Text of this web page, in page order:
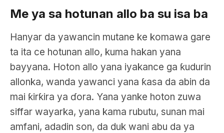
Me ya sa hotunan allo ba su isa ba
Hanyar da yawancin mutane ke komawa gare
ta ita ce hotunan allo, kuma hakan yana
bayyana. Hoton allo yana iyakance ga ƙudurin
allonka, wanda yawanci yana ƙasa da abin da
mai ƙirƙira ya ɗora. Yana yanke hoton zuwa
siffar wayarka, yana kama rubutu, sunan mai
amfani, adadin son, da duk wani abu da ya